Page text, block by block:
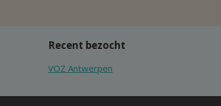
Recent bezocht
VOZ Antwerpen